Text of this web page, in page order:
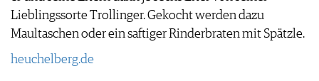
Lieblingssorte Trollinger. Gekocht werden dazu
Maultaschen oder ein saftiger Rinderbraten mit Spätzle.
heuchelberg.de